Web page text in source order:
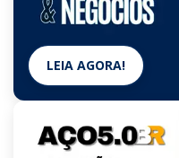
LEIA AGORA!